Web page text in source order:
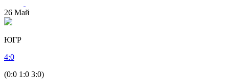
26 Май
ЮГР
4:0
(0:0 1:0 3:0)